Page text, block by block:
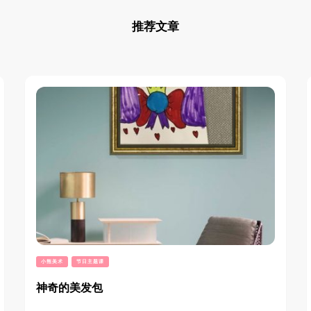
推荐文章
小熊美术 节日主题课
神奇的美发包